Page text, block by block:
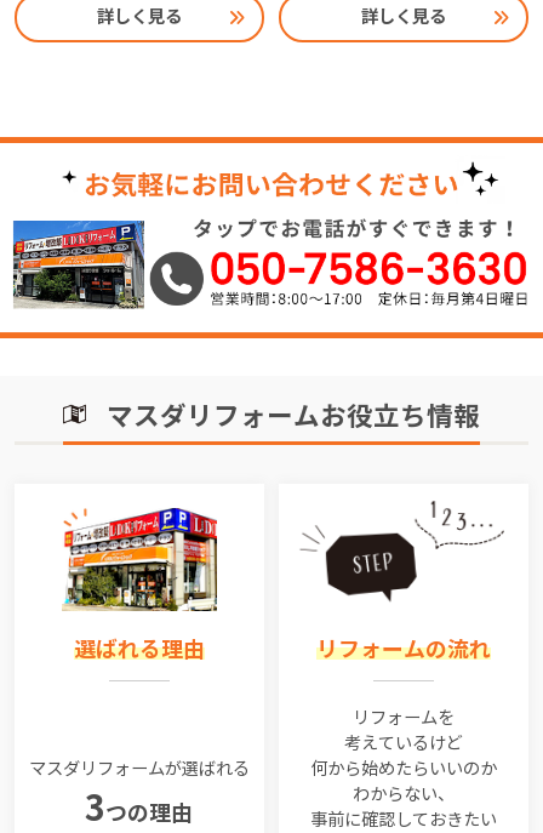
詳しく見る 詳しく見る
マスダリフォームお役立ち情報
選ばれる理由
マスダリフォームが選ばれる
3つの理由
リフォームの流れ
リフォームを
考えているけど
何から始めたらいいのか
わからない、
事前に確認しておきたい